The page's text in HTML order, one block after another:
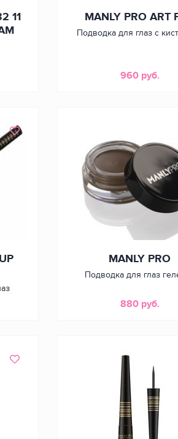
11
MANLY PRO ART
Подводка для глаз с
960 руб.
MANLY PRO
Подводка для глаз
880 руб.